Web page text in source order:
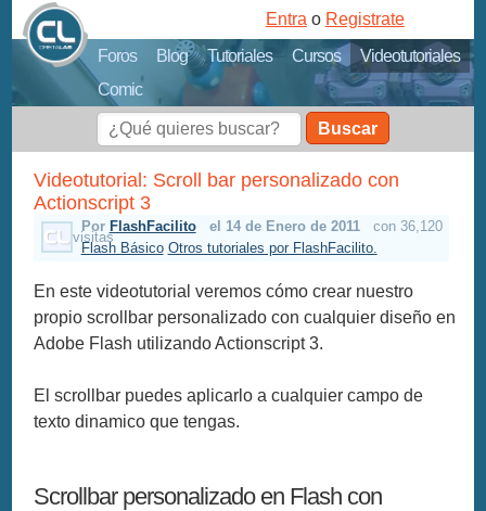
Foros Blog Tutoriales Cursos
Videotutoriales
Comic
Entra o Registrate
Buscar
Videotutorial: Scroll bar personalizado con
Actionscript 3
Por FlashFacilito el 14 de Enero de 2011 con 36,120
visitas
Flash Básico Otros tutoriales por FlashFacilito.
En este videotutorial veremos cómo crear nuestro
propio scrollbar personalizado con cualquier diseño en
Adobe Flash utilizando Actionscript 3.
El scrollbar puedes aplicarlo a cualquier campo de
texto dinamico que tengas.
Scrollbar personalizado en Flash con